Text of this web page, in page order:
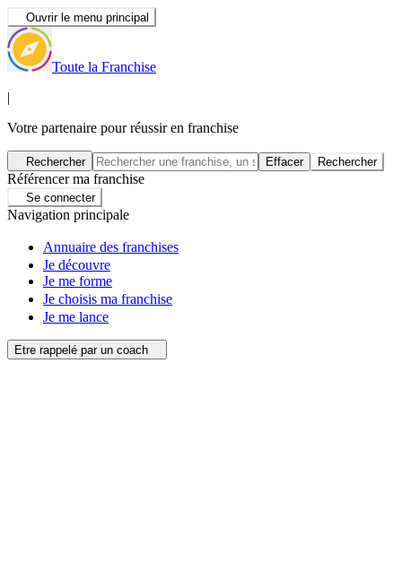
Ouvrir le menu principal
Toute la Franchise
|
Votre partenaire pour réussir en franchise
Rechercher Effacer Rechercher
Référencer ma franchise
Se connecter
Navigation principale
Annuaire des franchises
Je découvre
Je me forme
Je choisis ma franchise
Je me lance
Etre rappelé par un coach